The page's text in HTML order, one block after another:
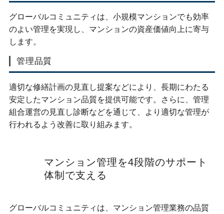
グローバルコミュニティは、小規模マンションでも効率
のよい管理を実現し、マンションの資産価値向上に寄与
します。
管理品質
適切な修繕計画の見直し提案などにより、長期にわたる
安定したマンション品質を提供可能です。さらに、管理
組合運営の見直し診断などを通じて、より適切な管理が
行われるよう改善に取り組みます。
マンション管理を4段階のサポート
体制で支える
グローバルコミュニティは、マンション管理業務の品質